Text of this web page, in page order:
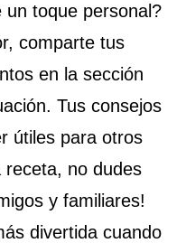
un toque personal?
comparte tus
en la sección
Tus consejos
útiles para otros
receta, no dudes
y familiares!
divertida cuando